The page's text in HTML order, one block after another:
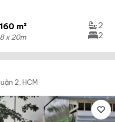
160 m²
8 x 20m
2
2
2, HCM